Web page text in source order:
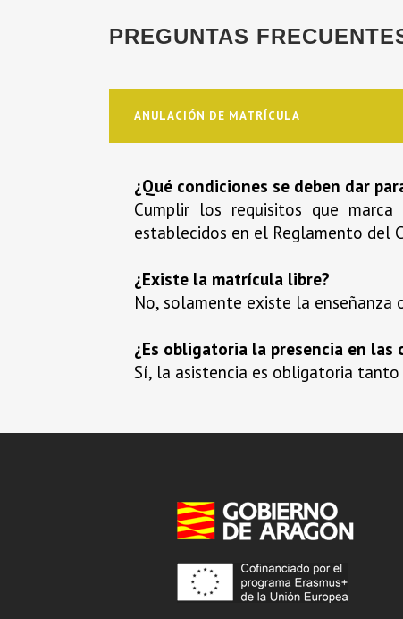
PREGUNTAS
ANULACIÓN DE MATRÍCULA
¿Qué condiciones se deben dar
Cumplir los requisitos que
establecidos en el Reglamento del
¿Existe la matrícula libre?
No, solamente existe la enseñanza
¿Es obligatoria la presencia en las
Sí, la asistencia es obligatoria